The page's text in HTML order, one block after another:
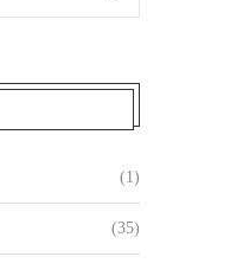
(1)
(35)